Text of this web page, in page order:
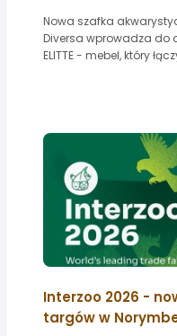
Nowa szafka
Diversa wprowadza do
ELITTE - mebel, który
Interzoo 2026 -
targów w